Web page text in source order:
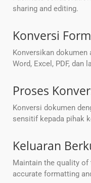
sharing and editing.
Konversi
Konversikan
Word, Excel, PDF, dan
Proses
Konversi dokumen
sensitif kepada pihak
Keluaran
Maintain the quality
accurate formatting